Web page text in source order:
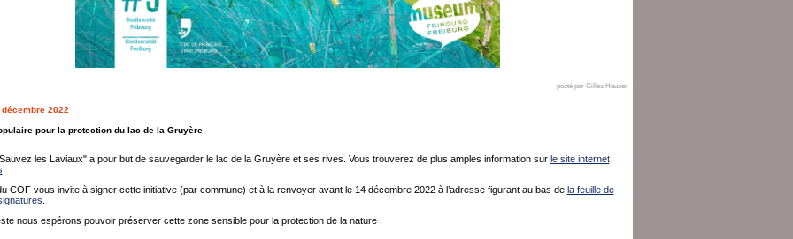
posté par Gilles Hauser
2022
pour la protection du lac de la Gruyère
les Laviaux" a pour but de sauvegarder le lac de la Gruyère et ses rives. Vous trouverez de plus amples information sur le site internet
COF vous invite à signer cette initiative (par commune) et à la renvoyer avant le 14 décembre 2022 à l’adresse figurant au bas de la feuille de
nous espérons pouvoir préserver cette zone sensible pour la protection de la nature !